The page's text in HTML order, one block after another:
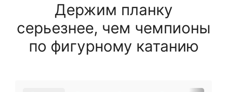
Держим планку
серьезнее, чем чемпионы
по фигурному катанию